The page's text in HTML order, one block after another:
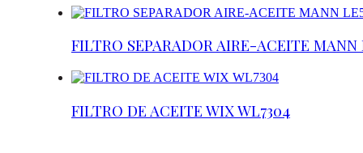
FILTRO SEPARADOR AIRE-ACEITE MANN
FILTRO DE ACEITE WIX WL7304